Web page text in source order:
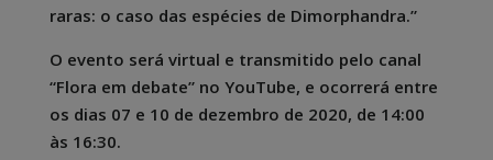
raras: o caso das espécies de Dimorphandra.”
O evento será virtual e transmitido pelo canal
“Flora em debate” no YouTube, e ocorrerá entre
os dias 07 e 10 de dezembro de 2020, de 14:00
às 16:30.